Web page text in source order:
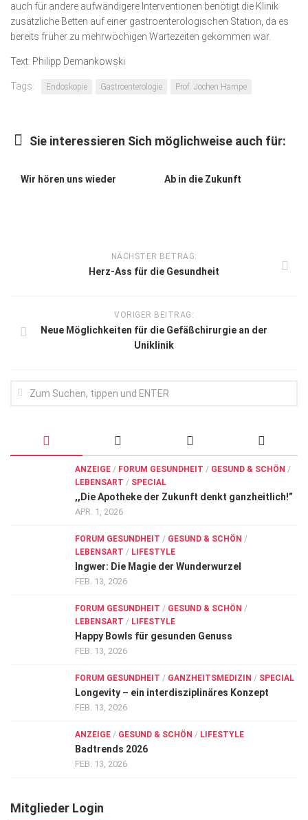
auch für andere aufwändigere Interventionen benötigt die Klinik
zusätzliche Betten auf einer gastroenterologischen Station, da es
bereits früher zu mehrwöchigen Wartezeiten gekommen war.
Text: Philipp Demankowski
Tags: Endoskopie Gastroenterologie Prof. Jochen Hampe
Sie interessieren Sich möglichweise auch für:
Wir hören uns wieder Ab in die Zukunft
NÄCHSTER BETRAG:
Herz-Ass für die Gesundheit
VORIGER BEITRAG:
Neue Möglichkeiten für die Gefäßchirurgie an der
Uniklinik
ANZEIGE / FORUM GESUNDHEIT / GESUND & SCHÖN /
LEBENSART / SPECIAL
,,Die Apotheke der Zukunft denkt ganzheitlich!”
APR. 1, 2026
FORUM GESUNDHEIT / GESUND & SCHÖN /
LEBENSART / LIFESTYLE
Ingwer: Die Magie der Wunderwurzel
FEB. 13, 2026
FORUM GESUNDHEIT / GESUND & SCHÖN /
LEBENSART / LIFESTYLE
Happy Bowls für gesunden Genuss
FEB. 13, 2026
FORUM GESUNDHEIT / GANZHEITSMEDIZIN / SPECIAL
Longevity – ein interdisziplinäres Konzept
FEB. 13, 2026
ANZEIGE / GESUND & SCHÖN / LIFESTYLE
Badtrends 2026
FEB. 13, 2026
Mitglieder Login